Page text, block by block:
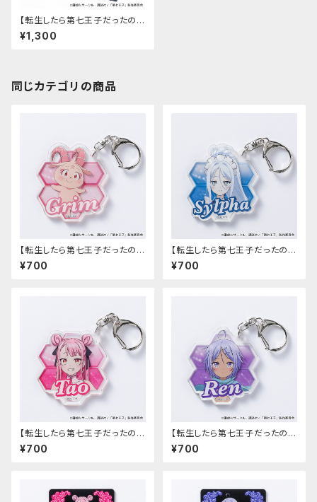
【転生したら第七王子だったの
で、気ままに魔術を極めます】キ
ャラクターアクリルスタンド（シ
¥1,300
同じカテゴリの商品
【転生したら第七王子だったの
で、気ままに魔術を極めます】ア
クリルキーホルダー（グリモ）
¥700
【転生したら第七王子だったの
で、気ままに魔術を極めます】ア
クリルキーホルダー（シルファ）
¥700
【転生したら第七王子だったの
で、気ままに魔術を極めます】ア
クリルキーホルダー（タオ）
¥700
【転生したら第七王子だったの
で、気ままに魔術を極めます】ア
クリルキーホルダー（レン）
¥700